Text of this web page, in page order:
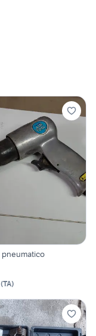
pneumatico
(TA)